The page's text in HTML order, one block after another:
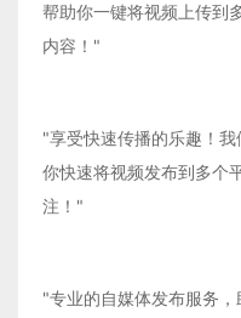
帮助你一键将视频上传到
内容！"
"享受快速传播的乐趣！
你快速将视频发布到多个
注！"
"专业的自媒体发布服务